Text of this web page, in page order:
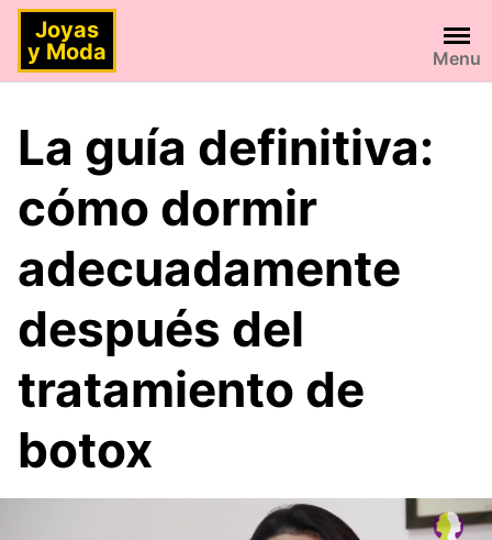
Saltar
contenido
Joyas
y Moda
Menu
La guía definitiva:
cómo dormir
adecuadamente
después del
tratamiento de
botox